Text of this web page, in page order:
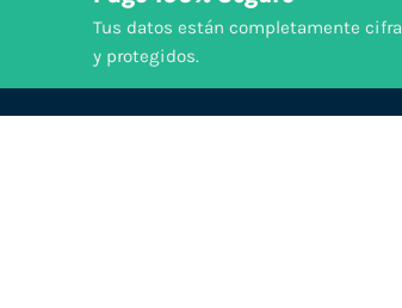
Tus datos están completamente
y protegidos.